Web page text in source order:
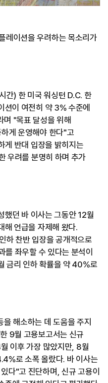
레이션을 우려하는 목소리가
간) 한 미국 워싱턴 D.C. 한
션이 여전히 약 3% 수준에
며 "목표 달성을 위해
게 운영해야 한다"고
게 반대 입장을 밝히지는
우려를 분명히 하며 추가
했던 바 이사는 그동안 12월
해 언급을 자제해 왔다.
하 찬반 입장을 공개적으로
를 좌우할 수 있다는 분석이
금리 인하 확률을 약 40%로
해소하는 데 도움을 주지
9월 고용보고서는 신규
이후 가장 많았지만, 8월
로 소폭 올랐다. 바 이사는
다"고 진단하며, 신규 고용이